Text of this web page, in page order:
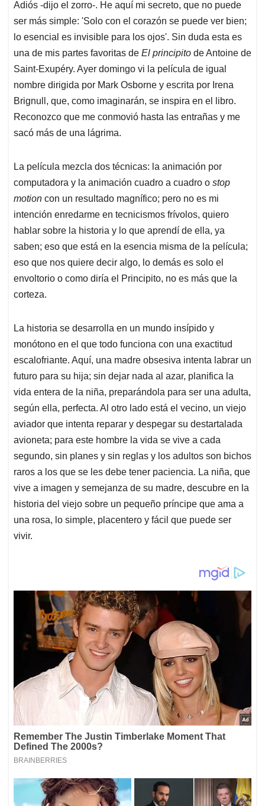
s
A
p
p
b
o
o
k
e
d
I
n
l
a
d
s
Adiós -dijo el zorro-. He aquí mi secreto, que no puede
ser más simple: 'Solo con el corazón se puede ver bien;
lo esencial es invisible para los ojos'. Sin duda esta es
una de mis partes favoritas de El principito de Antoine de
Saint-Exupéry. Ayer domingo vi la película de igual
nombre dirigida por Mark Osborne y escrita por Irena
Brignull, que, como imaginarán, se inspira en el libro.
Reconozco que me conmovió hasta las entrañas y me
sacó más de una lágrima.
La película mezcla dos técnicas: la animación por
computadora y la animación cuadro a cuadro o stop
motion con un resultado magnífico; pero no es mi
intención enredarme en tecnicismos frívolos, quiero
hablar sobre la historia y lo que aprendí de ella, ya
saben; eso que está en la esencia misma de la película;
eso que nos quiere decir algo, lo demás es solo el
envoltorio o como diría el Principito, no es más que la
corteza.
La historia se desarrolla en un mundo insípido y
monótono en el que todo funciona con una exactitud
escalofriante. Aquí, una madre obsesiva intenta labrar un
futuro para su hija; sin dejar nada al azar, planifica la
vida entera de la niña, preparándola para ser una adulta,
según ella, perfecta. Al otro lado está el vecino, un viejo
aviador que intenta reparar y despegar su destartalada
avioneta; para este hombre la vida se vive a cada
segundo, sin planes y sin reglas y los adultos son bichos
raros a los que se les debe tener paciencia. La niña, que
vive a imagen y semejanza de su madre, descubre en la
historia del viejo sobre un pequeño príncipe que ama a
una rosa, lo simple, placentero y fácil que puede ser
vivir.